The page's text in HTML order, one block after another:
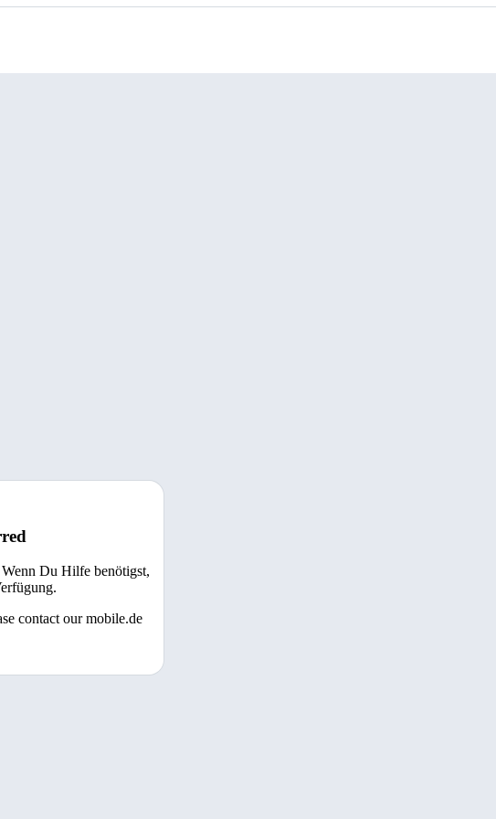
Du Hilfe benötigst,
contact our mobile.de